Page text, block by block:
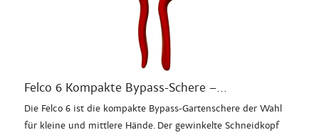
Felco 6 Kompakte Bypass-Schere –...
Die Felco 6 ist die kompakte Bypass-Gartenschere der Wahl
für kleine und mittlere Hände. Der gewinkelte Schneidkopf